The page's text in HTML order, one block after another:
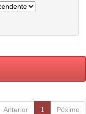
Anterior 1 Póximo